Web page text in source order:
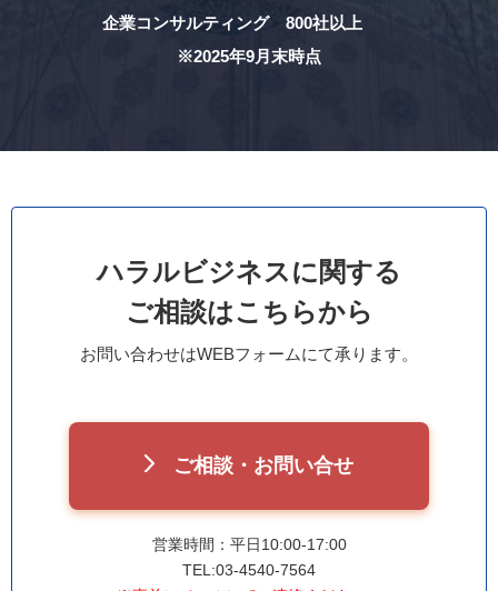
企業コンサルティング 800社以上
※2025年9月末時点
ハラルビジネスに関する
ご相談はこちらから
お問い合わせはWEBフォームにて承ります。
ご相談・お問い合せ
営業時間：平日10:00-17:00
TEL:03-4540-7564